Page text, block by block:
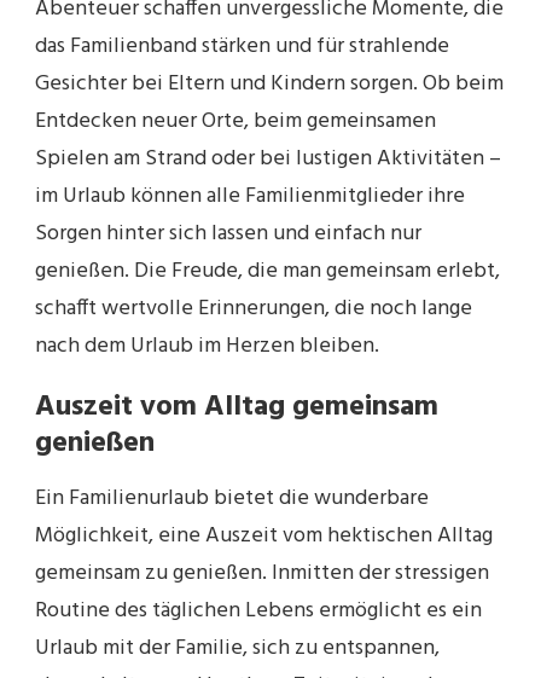
Abenteuer schaffen unvergessliche Momente, die
das Familienband stärken und für strahlende
Gesichter bei Eltern und Kindern sorgen. Ob beim
Entdecken neuer Orte, beim gemeinsamen
Spielen am Strand oder bei lustigen Aktivitäten –
im Urlaub können alle Familienmitglieder ihre
Sorgen hinter sich lassen und einfach nur
genießen. Die Freude, die man gemeinsam erlebt,
schafft wertvolle Erinnerungen, die noch lange
nach dem Urlaub im Herzen bleiben.
Auszeit vom Alltag gemeinsam
genießen
Ein Familienurlaub bietet die wunderbare
Möglichkeit, eine Auszeit vom hektischen Alltag
gemeinsam zu genießen. Inmitten der stressigen
Routine des täglichen Lebens ermöglicht es ein
Urlaub mit der Familie, sich zu entspannen,